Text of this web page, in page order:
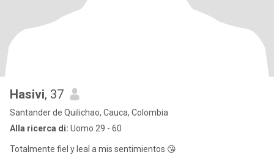
Hasivi, 37
Santander de Quilichao, Cauca, Colombia
Alla ricerca di: Uomo 29 - 60
Totalmente fiel y leal a mis sentimientos 😘